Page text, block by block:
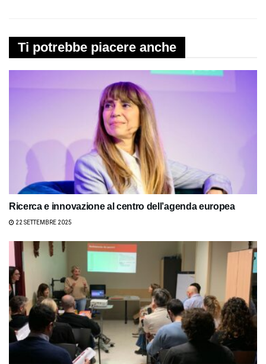
Ti potrebbe piacere anche
Ricerca e innovazione al centro dell’agenda europea
22 SETTEMBRE 2025